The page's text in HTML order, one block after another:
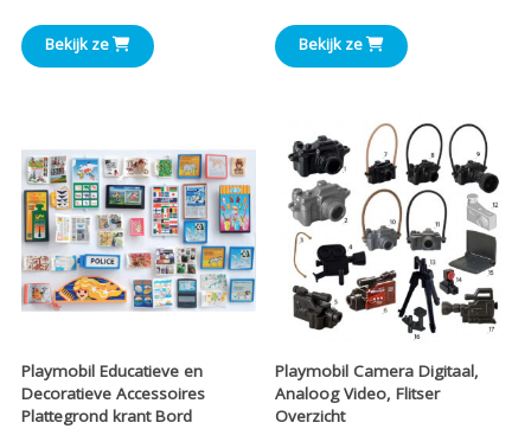
€0,30
tot
Bekijk ze Bekijk ze
Playmobil Educatieve en
Decoratieve Accessoires
Plattegrond krant Bord
Playmobil Camera Digitaal,
Analoog Video, Flitser
Overzicht